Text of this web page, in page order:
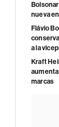
nueva
Flávio
a la
Kraft
marcas